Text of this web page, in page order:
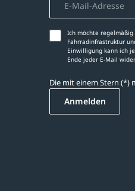
Ich möchte regelmäßig
Fahrradinfrastruktur
Einwilligung kann ich
Ende jeder E-Mail
Die mit einem Stern (*)
Anmelden